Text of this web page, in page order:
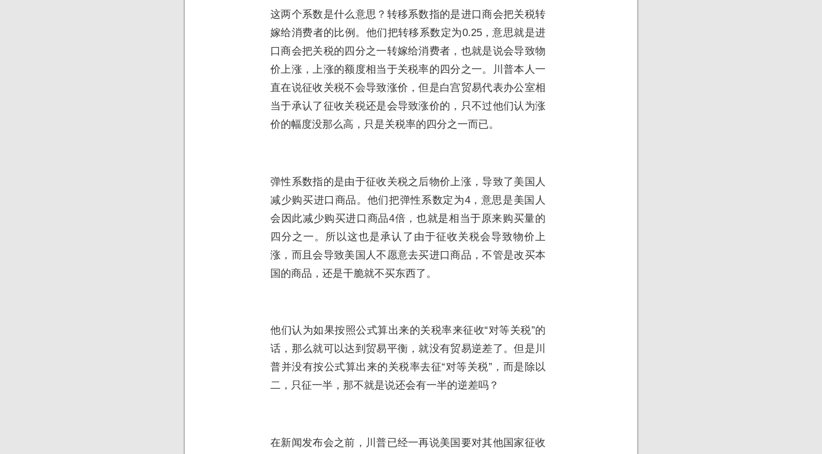
这两个系数是什么意思？转移系数指的是进口商会把关税转
嫁给消费者的比例。他们把转移系数定为0.25，意思就是进
口商会把关税的四分之一转嫁给消费者，也就是说会导致物
价上涨，上涨的额度相当于关税率的四分之一。川普本人一
直在说征收关税不会导致涨价，但是白宫贸易代表办公室相
当于承认了征收关税还是会导致涨价的，只不过他们认为涨
价的幅度没那么高，只是关税率的四分之一而已。
弹性系数指的是由于征收关税之后物价上涨，导致了美国人
减少购买进口商品。他们把弹性系数定为4，意思是美国人
会因此减少购买进口商品4倍，也就是相当于原来购买量的
四分之一。所以这也是承认了由于征收关税会导致物价上
涨，而且会导致美国人不愿意去买进口商品，不管是改买本
国的商品，还是干脆就不买东西了。
他们认为如果按照公式算出来的关税率来征收“对等关税”的
话，那么就可以达到贸易平衡，就没有贸易逆差了。但是川
普并没有按公式算出来的关税率去征“对等关税”，而是除以
二，只征一半，那不就是说还会有一半的逆差吗？
在新闻发布会之前，川普已经一再说美国要对其他国家征收